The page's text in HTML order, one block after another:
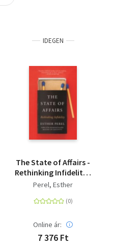
IDEGEN
The State of Affairs -
Rethinking Infidelity -
a book for anyone
Perel, Esther
Online ár:
7 376 Ft